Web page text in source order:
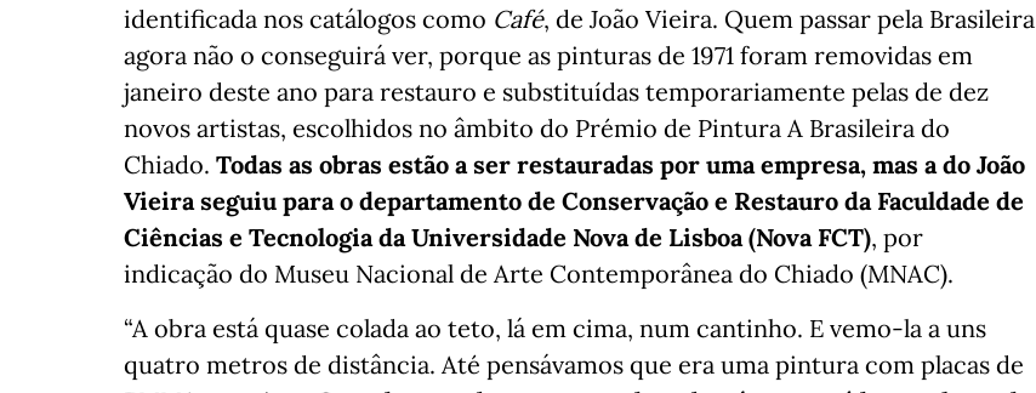
identificada nos catálogos como Café, de João Vieira. Quem passar pela Brasileira
agora não o conseguirá ver, porque as pinturas de 1971 foram removidas em
janeiro deste ano para restauro e substituídas temporariamente pelas de dez
novos artistas, escolhidos no âmbito do Prémio de Pintura A Brasileira do
Chiado. Todas as obras estão a ser restauradas por uma empresa, mas a do João
Vieira seguiu para o departamento de Conservação e Restauro da Faculdade de
Ciências e Tecnologia da Universidade Nova de Lisboa (Nova FCT), por
indicação do Museu Nacional de Arte Contemporânea do Chiado (MNAC).
“A obra está quase colada ao teto, lá em cima, num cantinho. E vemo-la a uns
quatro metros de distância. Até pensávamos que era uma pintura com placas de